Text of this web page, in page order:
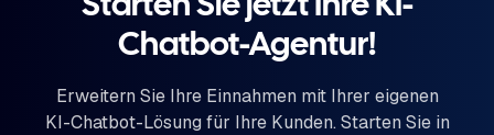
Chatbot-Agentur!
Erweitern Sie Ihre Einnahmen mit Ihrer eigenen
KI-Chatbot-Lösung für Ihre Kunden. Starten Sie in